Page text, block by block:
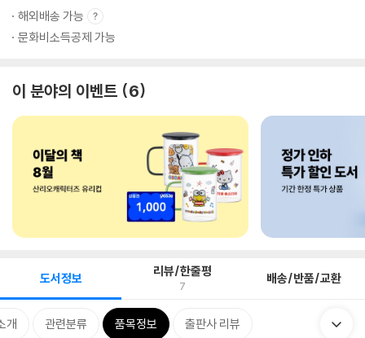
해외배송 가능
문화비소득공제 가능
이 분야의 이벤트 6
도서정보 리뷰/한줄평
7 배송/반품/교환
개 관련분류 품목정보 출판사 리뷰